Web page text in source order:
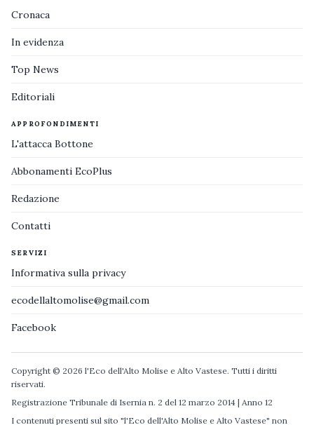
Cronaca
In evidenza
Top News
Editoriali
APPROFONDIMENTI
L'attacca Bottone
Abbonamenti EcoPlus
Redazione
Contatti
SERVIZI
Informativa sulla privacy
ecodellaltomolise@gmail.com
Facebook
Copyright © 2026 l'Eco dell'Alto Molise e Alto Vastese. Tutti i diritti
riservati.
Registrazione Tribunale di Isernia n. 2 del 12 marzo 2014 | Anno 12
I contenuti presenti sul sito "l'Eco dell'Alto Molise e Alto Vastese" non